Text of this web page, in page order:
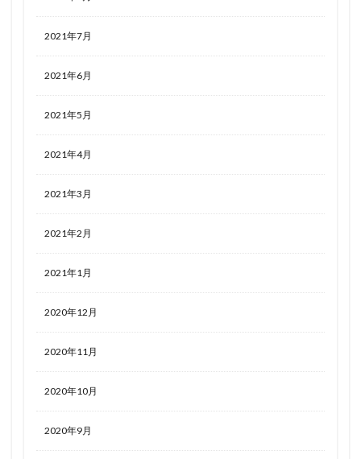
2021年7月
2021年6月
2021年5月
2021年4月
2021年3月
2021年2月
2021年1月
2020年12月
2020年11月
2020年10月
2020年9月